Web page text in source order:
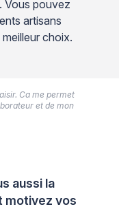
Vous pouvez
artisans
choix.
aussi la
motivez vos
Ca me permet
et de mon